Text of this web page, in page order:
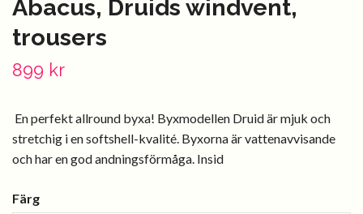
Abacus, Druids windvent,
trousers
899 kr
En perfekt allround byxa! Byxmodellen Druid är mjuk och
stretchig i en softshell-kvalité. Byxorna är vattenavvisande
och har en god andningsförmåga. Insid
Färg